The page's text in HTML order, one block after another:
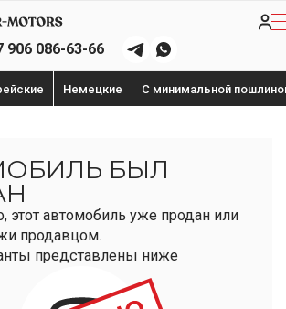
906 086-63-66
Немецкие С минимальной
БЫЛ
этот автомобиль уже продан или
продавцом.
представлены ниже